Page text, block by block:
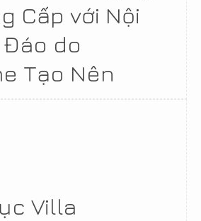
Cấp với Nội
do
Tạo Nên
Villa